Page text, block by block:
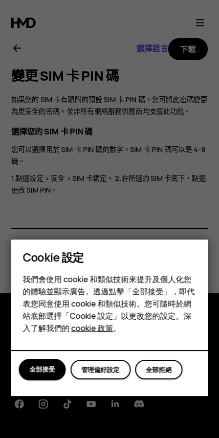
Nokia
X10
用
戶
指
南
智慧型手機
功能型手機
配件
平板電腦
選擇語言 下載
變更 SIM 卡 PIN 碼
如果您的 SIM 卡有隨附的預設 SIM 卡 PIN 碼，您可將此密碼變更
為更安全的密碼。並非所有網絡服務供應商均支援此功能。
選擇您的 SIM 卡 PIN 碼
您可以選擇用於 SIM 卡 PIN 碼的數字。SIM 卡 PIN 碼可以是 4-8
碼。
1.點選設定 > 安全 > SIM 卡鎖定 。 2.在所選的 SIM 卡底下，點選
更改 SIM PIN 。
您認為這有幫助嗎？
是 否
探索
關於
Planet and people
FacebookInstagramTiktokYoutubeLinkedinDiscord
Cookie 設定
我們會使用 cookie 和類似技術來提升及個人化您
的體驗並顯示廣告。透過點擊「全部接受」，即代
表您同意使用 cookie 和類似技術。您可隨時於網
站底部選擇「Cookie 設定」以更改您的設定。深
入了解我們的cookie 政策。
全部拒絕
管理偏好設定
全部接受